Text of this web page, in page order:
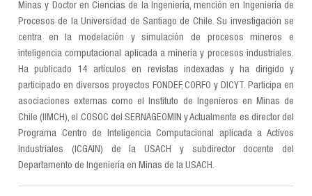
Minas y Doctor en Ciencias de la Ingeniería, mención en Ingeniería de
Procesos de la Universidad de Santiago de Chile. Su investigación se
centra en la modelación y simulación de procesos mineros e
inteligencia computacional aplicada a minería y procesos industriales.
Ha publicado 14 artículos en revistas indexadas y ha dirigido y
participado en diversos proyectos FONDEF, CORFO y DICYT. Participa en
asociaciones externas como el Instituto de Ingenieros en Minas de
Chile (IIMCH), el COSOC del SERNAGEOMIN y Actualmente es director del
Programa Centro de Inteligencia Computacional aplicada a Activos
Industriales (ICGAIN) de la USACH y subdirector docente del
Departamento de Ingeniería en Minas de la USACH.